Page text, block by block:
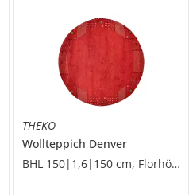
THEKO
Wollteppich Denver
BHL 150|1,6|150 cm, Florhöhe 1,3 cm